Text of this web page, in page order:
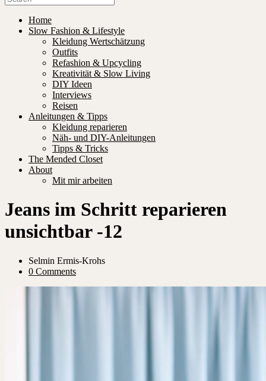
Home
Slow Fashion & Lifestyle
Kleidung Wertschätzung
Outfits
Refashion & Upcycling
Kreativität & Slow Living
DIY Ideen
Interviews
Reisen
Anleitungen & Tipps
Kleidung reparieren
Näh- und DIY-Anleitungen
Tipps & Tricks
The Mended Closet
About
Mit mir arbeiten
Jeans im Schritt reparieren
unsichtbar -12
Selmin Ermis-Krohs
0 Comments